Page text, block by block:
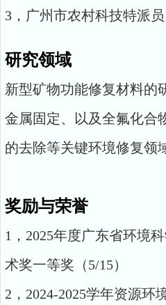
3，广州市农村科技特派员
研究领域
新型矿物功能修复材料的
金属固定、以及全氟化合
的去除等关键环境修复领
奖励与荣誉
1，2025年度广东省环境
术奖一等奖（5/15）
2，2024-2025学年资源环